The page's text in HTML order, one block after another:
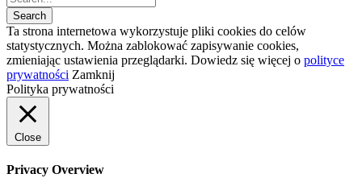
Ta strona internetowa wykorzystuje pliki cookies do celów
statystycznych. Można zablokować zapisywanie cookies,
zmieniając ustawienia przeglądarki. Dowiedz się więcej o polityce
prywatności Zamknij
Polityka prywatności
Close
Privacy Overview